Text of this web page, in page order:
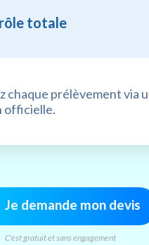
totale
chaque prélèvement via
officielle.
Je demande mon devis
C'est gratuit et sans engagement